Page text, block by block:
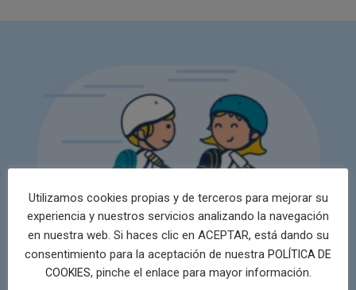
Utilizamos cookies propias y de terceros para mejorar su
experiencia y nuestros servicios analizando la navegación
en nuestra web. Si haces clic en ACEPTAR, está dando su
consentimiento para la aceptación de nuestra POLÍTICA DE
COOKIES, pinche el enlace para mayor información.